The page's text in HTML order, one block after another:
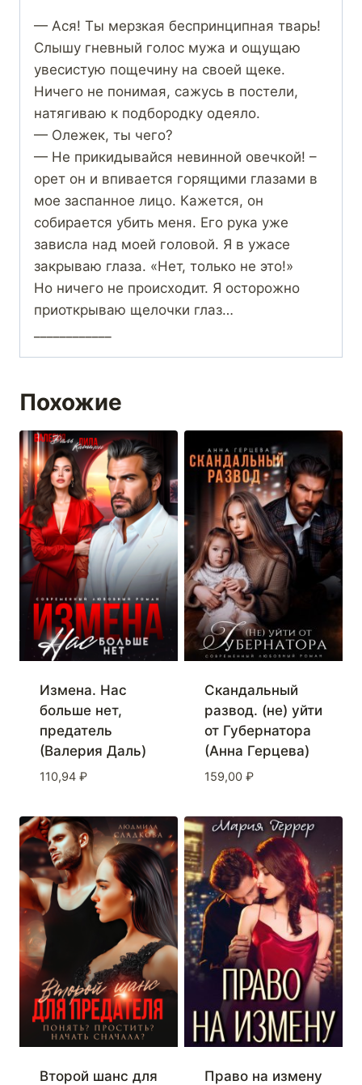
— Ася! Ты мерзкая беспринципная тварь!
Слышу гневный голос мужа и ощущаю
увесистую пощечину на своей щеке.
Ничего не понимая, сажусь в постели,
натягиваю к подбородку одеяло.
— Олежек, ты чего?
— Не прикидывайся невинной овечкой! –
орет он и впивается горящими глазами в
мое заспанное лицо. Кажется, он
собирается убить меня. Его рука уже
зависла над моей головой. Я в ужасе
закрываю глаза. «Нет, только не это!»
Но ничего не происходит. Я осторожно
приоткрываю щелочки глаз…
Похожие
Измена. Нас
больше нет,
предатель
(Валерия Даль)
110,94 ₽
Скандальный
развод. (не) уйти
от Губернатора
(Анна Герцева)
159,00 ₽
Второй шанс для Право на измену